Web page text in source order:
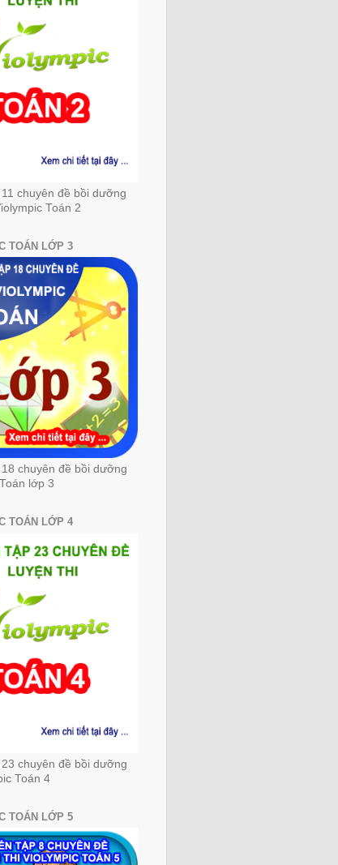
chuyên đề bồi dưỡng
Toán 2
TOÁN LỚP 3
chuyên đề bồi dưỡng
lớp 3
TOÁN LỚP 4
chuyên đề bồi dưỡng
Toán 4
TOÁN LỚP 5